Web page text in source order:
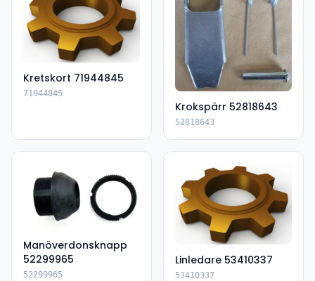
Kretskort 71944845
71944845
Krokspärr 52818643
52818643
Manöverdonsknapp
52299965
52299965
Linledare 53410337
53410337